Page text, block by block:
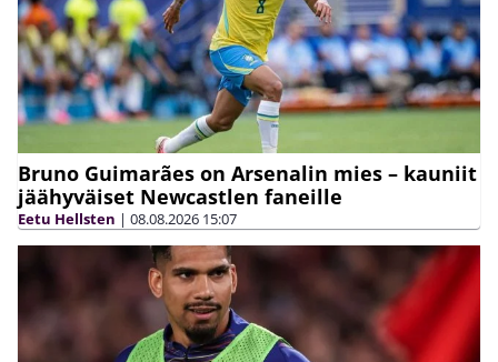
Bruno Guimarães on Arsenalin mies – kauniit
jäähyväiset Newcastlen faneille
Eetu Hellsten | 08.08.2026 15:07